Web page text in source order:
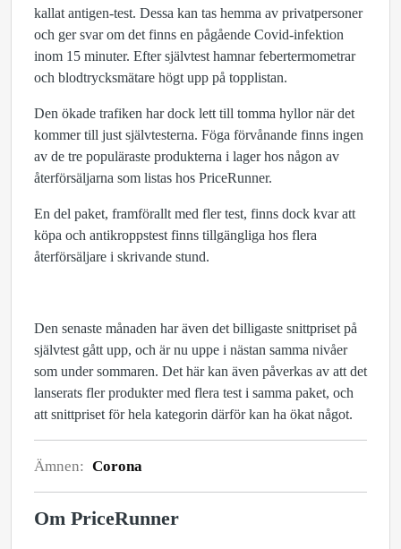
kallat antigen-test. Dessa kan tas hemma av privatpersoner
och ger svar om det finns en pågående Covid-infektion
inom 15 minuter. Efter självtest hamnar febertermometrar
och blodtrycksmätare högt upp på topplistan.
Den ökade trafiken har dock lett till tomma hyllor när det
kommer till just självtesterna. Föga förvånande finns ingen
av de tre populäraste produkterna i lager hos någon av
återförsäljarna som listas hos PriceRunner.
En del paket, framförallt med fler test, finns dock kvar att
köpa och antikroppstest finns tillgängliga hos flera
återförsäljare i skrivande stund.
Den senaste månaden har även det billigaste snittpriset på
självtest gått upp, och är nu uppe i nästan samma nivåer
som under sommaren. Det här kan även påverkas av att det
lanserats fler produkter med flera test i samma paket, och
att snittpriset för hela kategorin därför kan ha ökat något.
Ämnen: Corona
Om PriceRunner